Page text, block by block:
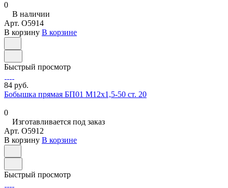
0
В наличии
Арт. O5914
В корзину В корзине
Быстрый просмотр
84 руб.
Бобышка прямая БП01 М12х1,5-50 ст. 20
0
Изготавливается под заказ
Арт. O5912
В корзину В корзине
Быстрый просмотр